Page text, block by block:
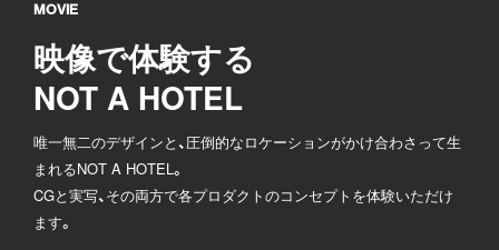
MOVIE
映像で体験する
NOT A HOTEL
唯一無二のデザインと、圧倒的なロケーションがかけ合わさって生
まれるNOT A HOTEL。
CGと実写、その両方で各プロダクトのコンセプトを体験いただけ
ます。